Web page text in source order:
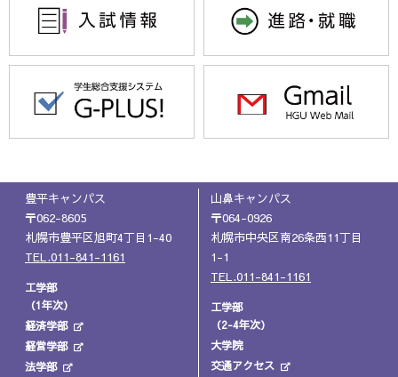
豊平キャンパス
〒062-8605
札幌市豊平区旭町4丁目1-40
TEL.011-841-1161
工学部
（1年次）
経済学部
経営学部
法学部
山鼻キャンパス
〒064-0926
札幌市中央区南26条西11丁目
1-1
TEL.011-841-1161
工学部
（2-4年次）
大学院
交通アクセス